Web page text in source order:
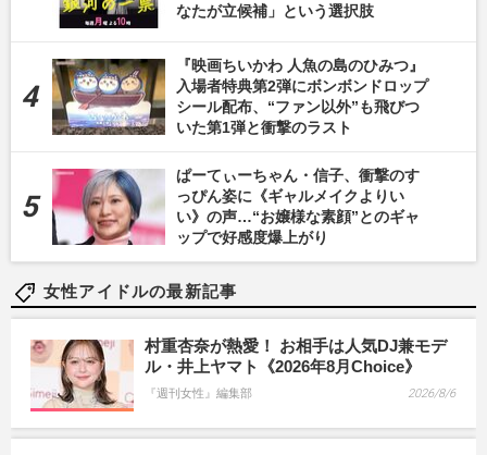
なたが立候補」という選択肢
『映画ちいかわ 人魚の島のひみつ』
入場者特典第2弾にボンボンドロップ
シール配布、“ファン以外”も飛びつ
いた第1弾と衝撃のラスト
ぱーてぃーちゃん・信子、衝撃のす
っぴん姿に《ギャルメイクよりい
い》の声…“お嬢様な素顔”とのギャ
ップで好感度爆上がり
女性アイドルの最新記事
村重杏奈が熱愛！ お相手は人気DJ兼モデ
ル・井上ヤマト《2026年8月Choice》
『週刊女性』編集部 2026/8/6